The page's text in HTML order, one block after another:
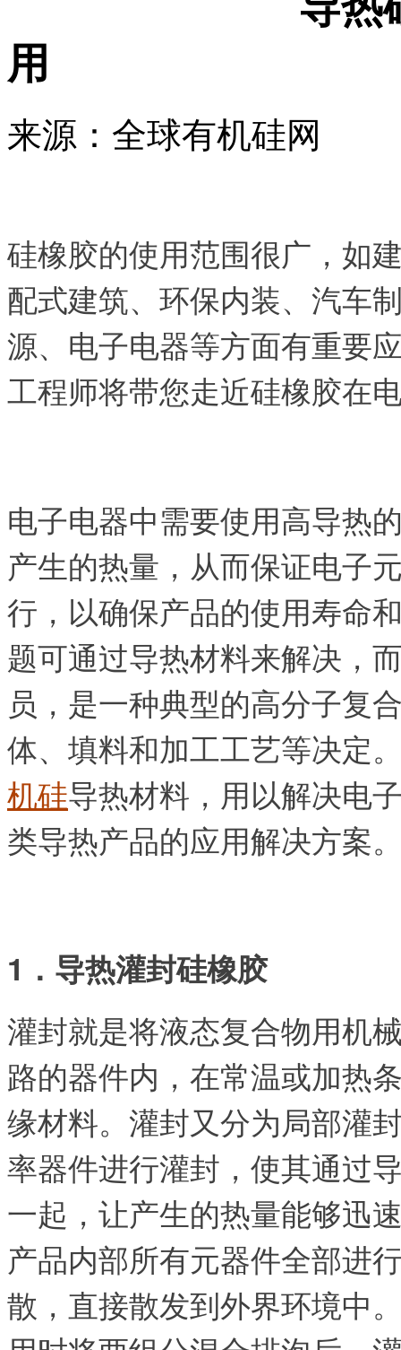
用
来源：全球有机硅网
硅橡胶的使用范围很广，如
配式建筑、环保内装、汽车
源、电子电器等方面有重要
工程师将带您走近硅橡胶在
电子电器中需要使用高导热
产生的热量，从而保证电子
行，以确保产品的使用寿命
题可通过导热材料来解决，
员，是一种典型的高分子复
体、填料和加工工艺等决定
机硅导热材料，用以解决电
类导热产品的应用解决方案
1．导热灌封硅橡胶
灌封就是将液态复合物用机
路的器件内，在常温或加热
缘材料。 灌封又分为局部灌
率器件进行灌封，使其通过
一起，让产生的热量能够迅
产品内部所有元器件全部进
散，直接散发到外界环境中